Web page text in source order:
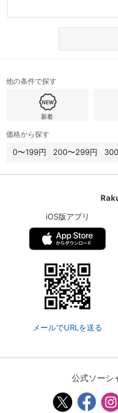
他の条件で探す
新着
価格から探す
0〜199円 200〜299円
iOS版アプリ
メールでURLを送る
公式ソーシ